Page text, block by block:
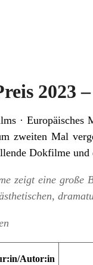
2023
·
zweiten Mal
Dokfilme
zeigt eine
Autor:in